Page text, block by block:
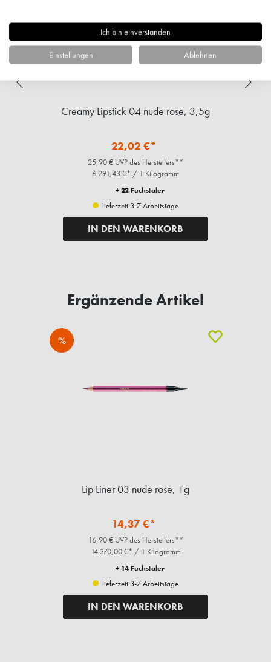
Creamy Lipstick 04 nude rose, 3,5g
22,02 €*
25,90 € UVP des Herstellers**
6.291,43 €* / 1 Kilogramm
+ 22 Fuchstaler
Lieferzeit 3-7 Arbeitstage
IN DEN WARENKORB
Ergänzende Artikel
%
Lip Liner 03 nude rose, 1g
14,37 €*
16,90 € UVP des Herstellers**
14.370,00 €* / 1 Kilogramm
+ 14 Fuchstaler
Lieferzeit 3-7 Arbeitstage
IN DEN WARENKORB
Ich bin einverstanden
Einstellungen Ablehnen